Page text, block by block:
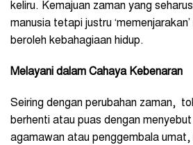
keliru. Kemajuan zaman yang
manusia tetapi justru
beroleh kebahagiaan hidup.
Melayani dalam Cahaya Kebenaran
Seiring dengan perubahan zaman,
berhenti atau puas dengan
agamawan atau penggembala umat,